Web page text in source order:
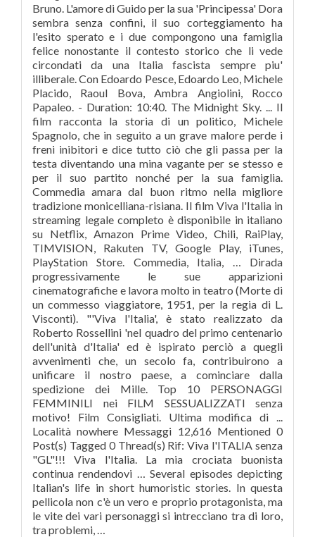
Bruno. L'amore di Guido per la sua 'Principessa' Dora
sembra senza confini, il suo corteggiamento ha
l'esito sperato e i due compongono una famiglia
felice nonostante il contesto storico che li vede
circondati da una Italia fascista sempre piu'
illiberale. Con Edoardo Pesce, Edoardo Leo, Michele
Placido, Raoul Bova, Ambra Angiolini, Rocco
Papaleo. - Duration: 10:40. The Midnight Sky. ... Il
film racconta la storia di un politico, Michele
Spagnolo, che in seguito a un grave malore perde i
freni inibitori e dice tutto ciò che gli passa per la
testa diventando una mina vagante per se stesso e
per il suo partito nonché per la sua famiglia.
Commedia amara dal buon ritmo nella migliore
tradizione monicelliana-risiana. Il film Viva l'Italia in
streaming legale completo è disponibile in italiano
su Netflix, Amazon Prime Video, Chili, RaiPlay,
TIMVISION, Rakuten TV, Google Play, iTunes,
PlayStation Store. Commedia, Italia, … Dirada
progressivamente le sue apparizioni
cinematografiche e lavora molto in teatro (Morte di
un commesso viaggiatore, 1951, per la regia di L.
Visconti). "'Viva l'Italia', è stato realizzato da
Roberto Rossellini 'nel quadro del primo centenario
dell'unità d'Italia' ed è ispirato perciò a quegli
avvenimenti che, un secolo fa, contribuirono a
unificare il nostro paese, a cominciare dalla
spedizione dei Mille. Top 10 PERSONAGGI
FEMMINILI nei FILM SESSUALIZZATI senza
motivo! Film Consigliati. Ultima modifica di ...
Località nowhere Messaggi 12,616 Mentioned 0
Post(s) Tagged 0 Thread(s) Rif: Viva l'ITALIA senza
"GL"!!! Viva l'Italia. La mia crociata buonista
continua rendendovi … Several episodes depicting
Italian's life in short humoristic stories. In questa
pellicola non c'è un vero e proprio protagonista, ma
le vite dei vari personaggi si intrecciano tra di loro,
tra problemi, …